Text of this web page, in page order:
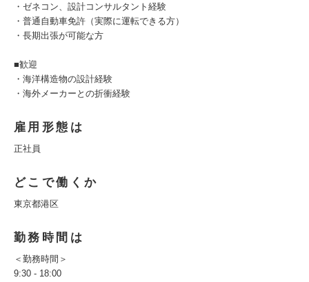
・ゼネコン、設計コンサルタント経験
・普通自動車免許（実際に運転できる方）
・長期出張が可能な方
■歓迎
・海洋構造物の設計経験
・海外メーカーとの折衝経験
雇用形態は
正社員
どこで働くか
東京都港区
勤務時間は
＜勤務時間＞
9:30 - 18:00